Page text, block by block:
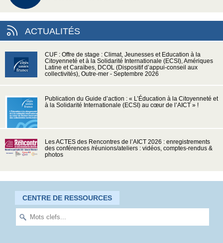
ACTUALITÉS
CUF : Offre de stage : Climat, Jeunesses et Education à la
Citoyenneté et à la Solidarité Internationale (ECSI), Amériques
Latine et Caraïbes, DCOL (Dispositif d’appui-conseil aux
collectivités), Outre-mer - Septembre 2026
Publication du Guide d’action : « L’Éducation à la Citoyenneté et
à la Solidarité Internationale (ECSI) au cœur de l’AICT » !
Les ACTES des Rencontres de l’AICT 2026 : enregistrements
des conférences /réunions/ateliers : vidéos, comptes-rendus &
photos
CENTRE DE RESSOURCES